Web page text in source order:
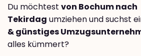
Du möchtest von Bochum nach
Tekirdag umziehen und suchst
& günstiges
alles kümmert?